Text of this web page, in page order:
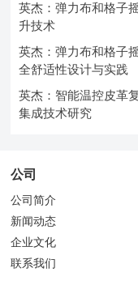
英杰：弹力布和格子
升技术
英杰：弹力布和格子
全舒适性设计与实践
英杰：智能温控皮革
集成技术研究
公司
公司简介
新闻动态
企业文化
联系我们